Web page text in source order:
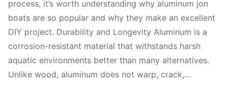
process, it’s worth understanding why aluminum jon
boats are so popular and why they make an excellent
DIY project. Durability and Longevity Aluminum is a
corrosion-resistant material that withstands harsh
aquatic environments better than many alternatives.
Unlike wood, aluminum does not warp, crack,…